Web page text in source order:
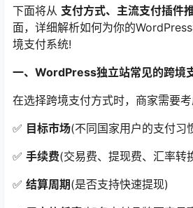
下面将从 支付方式、主流支付插件
面，详细解析如何为你的
境支付系统!
一、WordPress独立站常见的跨境
在选择跨境支付方式时，商家需要考
✅ 目标市场(不同国家用户的支付习
✅ 手续费(交易费、提现费、汇率转
✅ 结算周期(是否支持快速提现)